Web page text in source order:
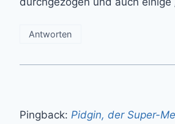
Antworten
Pingback: Pidgin, der Super-